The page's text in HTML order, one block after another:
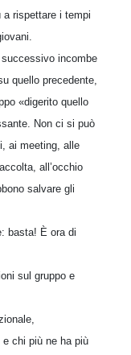
rispettare i tempi
successivo incombe
quello precedente,
«digerito quello
Non ci si può
ai meeting, alle
all’occhio
salvare gli
basta! È ora di
sul gruppo e
chi più ne ha più